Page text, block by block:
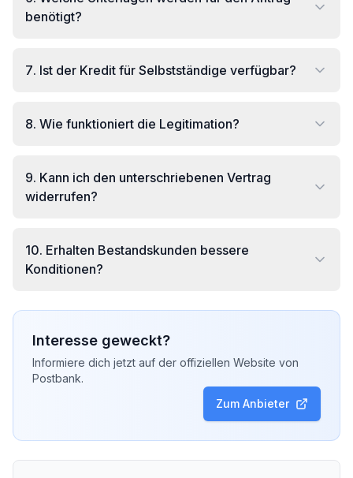
benötigt?
7. Ist der Kredit für Selbstständige verfügbar?
8. Wie funktioniert die Legitimation?
9. Kann ich den unterschriebenen Vertrag
widerrufen?
10. Erhalten Bestandskunden bessere
Konditionen?
Interesse geweckt?
Informiere dich jetzt auf der offiziellen Website von
Postbank.
Zum Anbieter